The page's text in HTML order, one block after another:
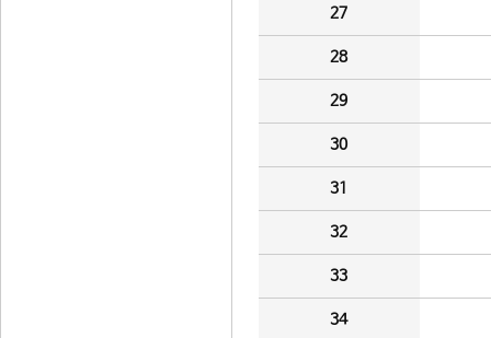
27
28
29
30
31
32
33
34